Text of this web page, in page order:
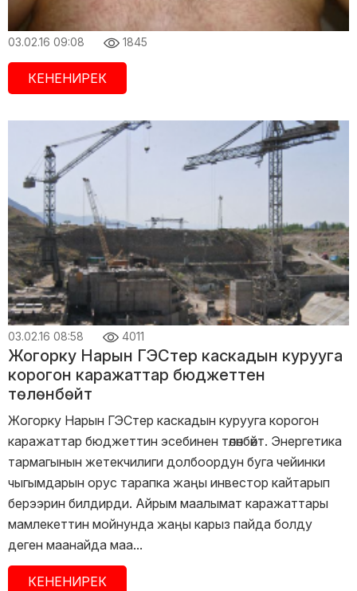
03.02.16 09:08 1845
КЕНЕНИРЕК
03.02.16 08:58 4011
Жогорку Нарын ГЭСтер каскадын курууга
корогон каражаттар бюджеттен
төлөнбөйт
Жогорку Нарын ГЭСтер каскадын курууга корогон
каражаттар бюджеттин эсебинен төлөнбөйт. Энергетика
тармагынын жетекчилиги долбоордун буга чейинки
чыгымдарын орус тарапка жаңы инвестор кайтарып
берээрин билдирди. Айрым маалымат каражаттары
мамлекеттин мойнунда жаңы карыз пайда болду
деген маанайда маа...
КЕНЕНИРЕК